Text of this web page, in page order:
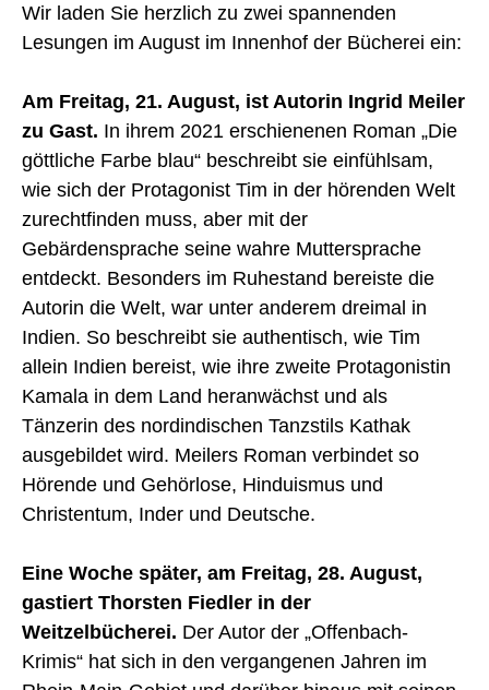
Wir laden Sie herzlich zu zwei spannenden
Lesungen im August im Innenhof der Bücherei ein:
Am Freitag, 21. August, ist Autorin Ingrid Meiler
zu Gast. In ihrem 2021 erschienenen Roman „Die
göttliche Farbe blau“ beschreibt sie einfühlsam,
wie sich der Protagonist Tim in der hörenden Welt
zurechtfinden muss, aber mit der
Gebärdensprache seine wahre Muttersprache
entdeckt. Besonders im Ruhestand bereiste die
Autorin die Welt, war unter anderem dreimal in
Indien. So beschreibt sie authentisch, wie Tim
allein Indien bereist, wie ihre zweite Protagonistin
Kamala in dem Land heranwächst und als
Tänzerin des nordindischen Tanzstils Kathak
ausgebildet wird. Meilers Roman verbindet so
Hörende und Gehörlose, Hinduismus und
Christentum, Inder und Deutsche.
Eine Woche später, am Freitag, 28. August,
gastiert Thorsten Fiedler in der
Weitzelbücherei. Der Autor der „Offenbach-
Krimis“ hat sich in den vergangenen Jahren im